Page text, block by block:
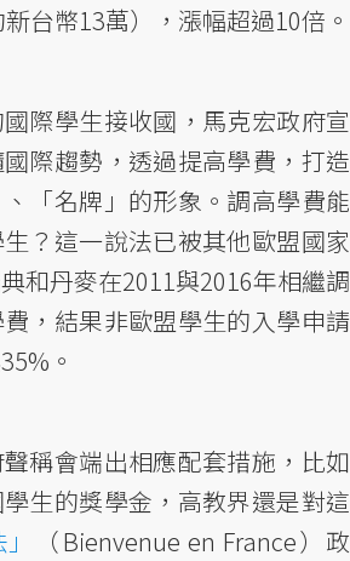
台幣13萬），漲幅超過10倍。
際學生接收國，馬克宏政府宣
際趨勢，透過提高學費，打造
「名牌」的形象。調高學費能
？這一說法已被其他歐盟國家
和丹麥在2011與2016年相繼調
，結果非歐盟學生的入學申請
。
稱會端出相應配套措施，比如
生的獎學金，高教界還是對這
（Bienvenue en France）政